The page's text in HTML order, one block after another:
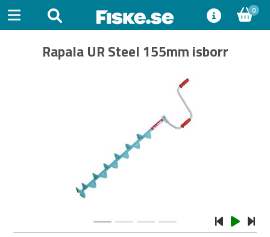
0
Rapala UR Steel 155mm isborr